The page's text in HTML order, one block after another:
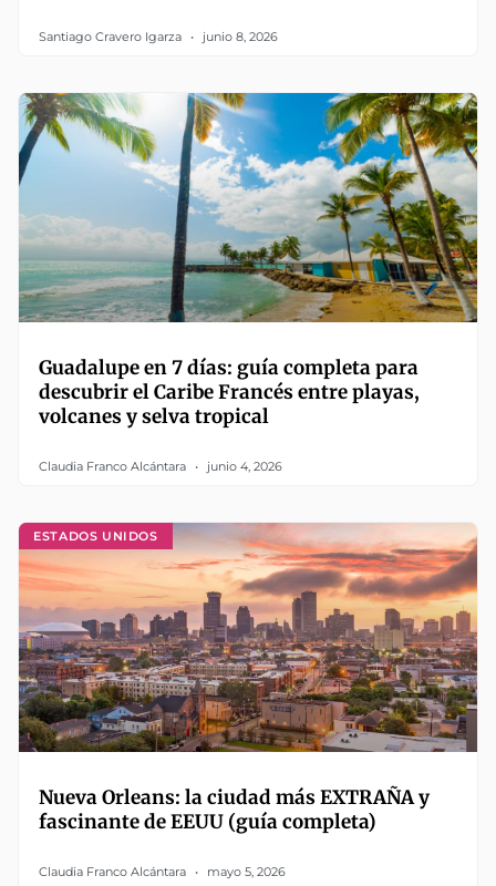
Santiago Cravero Igarza junio 8, 2026
Guadalupe en 7 días: guía completa para
descubrir el Caribe Francés entre playas,
volcanes y selva tropical
Claudia Franco Alcántara junio 4, 2026
ESTADOS UNIDOS
Nueva Orleans: la ciudad más EXTRAÑA y
fascinante de EEUU (guía completa)
Claudia Franco Alcántara mayo 5, 2026